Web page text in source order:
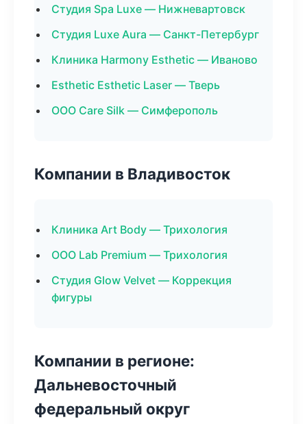
Студия Spa Luxe — Нижневартовск
Студия Luxe Aura — Санкт-Петербург
Клиника Harmony Esthetic — Иваново
Esthetic Esthetic Laser — Тверь
ООО Care Silk — Симферополь
Компании в Владивосток
Клиника Art Body — Трихология
ООО Lab Premium — Трихология
Студия Glow Velvet — Коррекция
фигуры
Компании в регионе:
Дальневосточный
федеральный округ